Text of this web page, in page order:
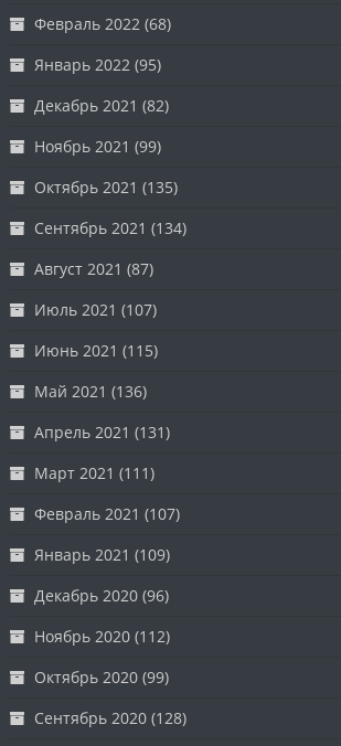
Февраль 2022 (68)
Январь 2022 (95)
Декабрь 2021 (82)
Ноябрь 2021 (99)
Октябрь 2021 (135)
Сентябрь 2021 (134)
Август 2021 (87)
Июль 2021 (107)
Июнь 2021 (115)
Май 2021 (136)
Апрель 2021 (131)
Март 2021 (111)
Февраль 2021 (107)
Январь 2021 (109)
Декабрь 2020 (96)
Ноябрь 2020 (112)
Октябрь 2020 (99)
Сентябрь 2020 (128)